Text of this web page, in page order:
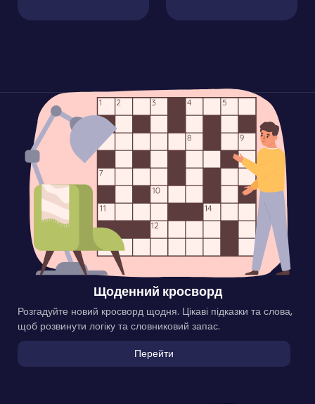
Щоденний кросворд
Розгадуйте новий кросворд щодня. Цікаві підказки та слова,
щоб розвинути логіку та словниковий запас.
Перейти